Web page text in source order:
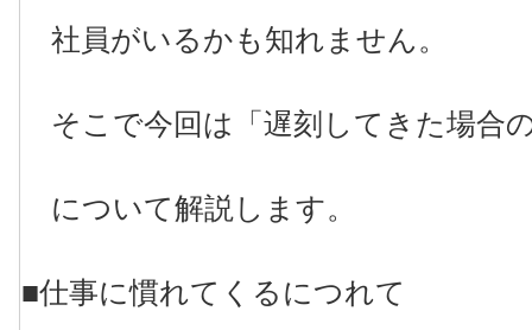
社員がいるかも知れません。
そこで今回は「遅刻してきた場合
について解説します。
■仕事に慣れてくるにつれて